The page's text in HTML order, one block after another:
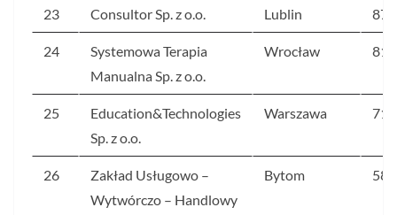
23 Consultor Sp. z o.o. Lublin 879
24
Systemowa Terapia
Manualna Sp. z o.o.
Wrocław 819
25
Education&Technologies
Sp. z o.o.
Warszawa 716
26
Zakład Usługowo –
Wytwórczo – Handlowy
Bytom 585